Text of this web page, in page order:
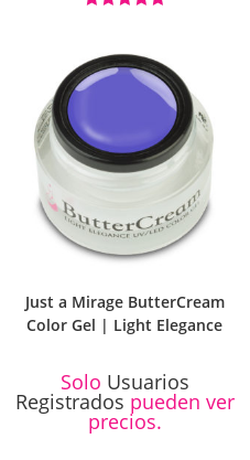
Just a Mirage ButterCream
Color Gel | Light Elegance
Solo Usuarios
Registrados pueden ver
precios.